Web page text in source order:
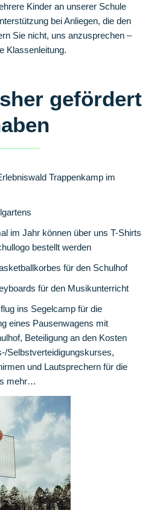
Kinder an unserer Schule
bei Anliegen, die den
Sie nicht, uns anzusprechen –
Klassenleitung.
gefördert
Trappenkamp im
im Jahr können über uns T-Shirts
bestellt werden
für den Schulhof
für den Musikunterricht
ins Segelcamp für die
eines Pausenwagens mit
Beteiligung an den Kosten
Selbstverteidigungskurses,
und Lautsprechern für die
mehr…